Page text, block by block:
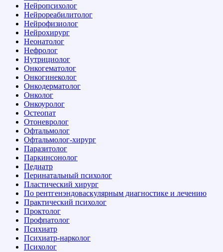
Нейропсихолог
Нейрореабилитолог
Нейрофизиолог
Нейрохирург
Неонатолог
Нефролог
Нутрициолог
Онкогематолог
Онкогинеколог
Онкодерматолог
Онколог
Онкоуролог
Остеопат
Отоневролог
Офтальмолог
Офтальмолог-хирург
Паразитолог
Паркинсонолог
Педиатр
Перинатальный психолог
Пластический хирург
По рентгенэндоваскулярным диагностике и лечению
Практический психолог
Проктолог
Профпатолог
Психиатр
Психиатр-нарколог
Психолог